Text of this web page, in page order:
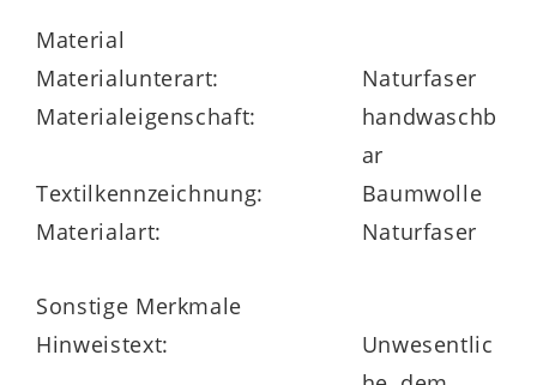
Material
Materialunterart:
Naturfaser
Materialeigenschaft:
handwaschb
ar
Textilkennzeichnung:
Baumwolle
Materialart:
Naturfaser
Sonstige Merkmale
Hinweistext:
Unwesentlic